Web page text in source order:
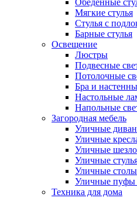
Обеденные
Мягкие стулья
Стулья с
Барные стулья
Освещение
Люстры
Подвесные
Потолочные
Бра и
Настольные
Напольные
Загородная мебель
Уличные
Уличные
Уличные
Уличные
Уличные столы
Уличные пуфы
Техника для дома